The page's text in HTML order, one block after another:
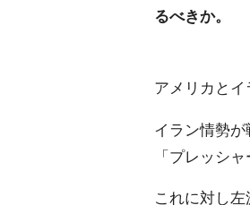
るべきか。
アメリカと
イラン情勢
「プレッシ
これに対し